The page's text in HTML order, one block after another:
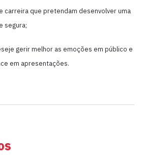
carreira que pretendam desenvolver uma
segura;
gerir melhor as emoções em público e
em apresentações.